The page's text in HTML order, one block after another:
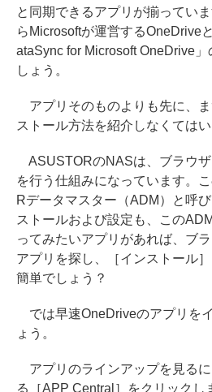
と同期できるアプリが揃ってい
らMicrosoftが運営するOneDrive
ataSync for Microsoft OneDrive」
しょう。
アプリそのものよりも先に、
ストール方法を紹介しなくてはい
ASUSTORのNASは、ブラウ
を行う仕組みになっています。
Rデータマスター（ADM）と呼
ストールおよび設定も、この
ってみたいアプリがあれば、ブ
アプリを探し、［インストール
簡単でしょう？
では早速OneDriveのアプリを
ょう。
アプリのラインアップを見る
る［APP Central］をクリックし